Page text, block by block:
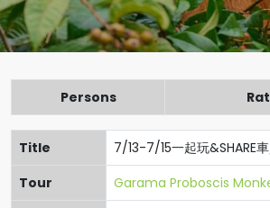
Persons
Title
7/13-7/15一起玩&SHARE
Tour
Garama Proboscis